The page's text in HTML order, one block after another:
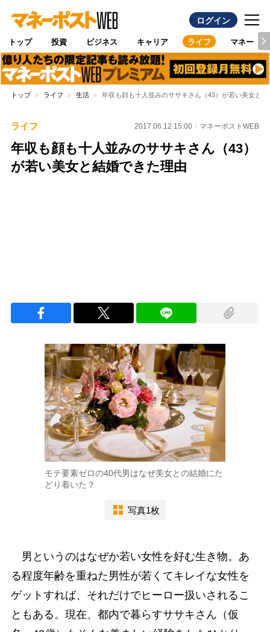
ログイン
トップ 投資 ビジネス キャリア ライフ マネー
トップ ライフ 生活 年収も顔も十人並みのササキさん（43）が若い美女と
ライフ 2017.06.12 15:00 マネーポストWEB
年収も顔も十人並みのササキさん（43）
が若い美女と結婚できた理由
モテ要素ゼロの40代男はなぜ美女との結婚にた
どり着いた？
写真1枚
男というのはなぜか若い女性を好む生き物。あ
る程度年齢を重ねた男性が若くてキレイな女性を
ゲットすれば、それだけでヒーロー扱いされるこ
ともある。現在、都内で暮らすササキさん（仮